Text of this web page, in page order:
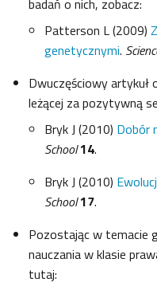
badań o nich, zobacz:
Patterson L (2009)
genetycznymi.
Dwuczęściowy artykuł
leżącej za pozytywną
Bryk J (2010) Dobór
School14.
Bryk J (2010)
School17.
Pozostając w temacie
nauczania w klasie
tutaj: